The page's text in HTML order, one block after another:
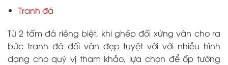
Tranh đá
Từ 2 tấm đá riêng biệt, khi ghép đối xứng vân cho ra
bức tranh đá đối vân đẹp tuyệt vời với nhiều hình
dạng cho quý vị tham khảo, lựa chọn để ốp tường